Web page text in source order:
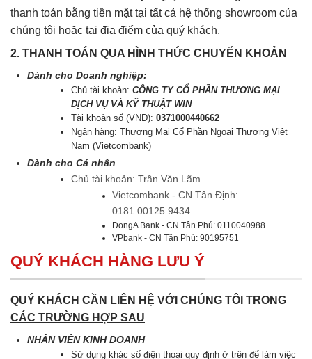
thanh toán bằng tiền mặt tại tất cả hệ thống showroom của
chúng tôi hoặc tại địa điểm của quý khách.
2. THANH TOÁN QUA HÌNH THỨC CHUYỂN KHOẢN
Dành cho Doanh nghiệp:
Chủ tài khoản:CÔNG TY CỔ PHẦN THƯƠNG MẠI
DỊCH VỤ VÀ KỸ THUẬT WIN
Tài khoản số (VND):0371000440662
Ngân hàng: Thương Mại Cổ Phần Ngoại Thương Việt
Nam (Vietcombank)
Dành cho Cá nhân
Chủ tài khoản: Trần Văn Lãm
Vietcombank - CN Tân Định:
0181.00125.9434
DongA Bank - CN Tân Phú: 0110040988
VPbank - CN Tân Phú: 90195751
QUÝ KHÁCH HÀNG LƯU Ý
QUÝ KHÁCH CẦN LIÊN HỆ VỚI CHÚNG TÔI TRONG
CÁC TRƯỜNG HỢP SAU
NHÂN VIÊN KINH DOANH
Sử dụng khác số điện thoại quy định ở trên để làm việc